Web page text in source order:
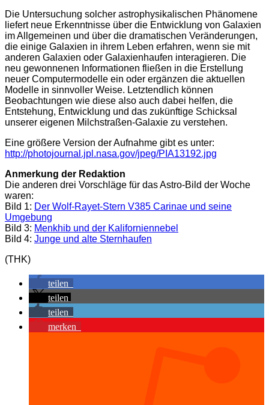
Die Untersuchung solcher astrophysikalischen Phänomene
liefert neue Erkenntnisse über die Entwicklung von Galaxien
im Allgemeinen und über die dramatischen Veränderungen,
die einige Galaxien in ihrem Leben erfahren, wenn sie mit
anderen Galaxien oder Galaxienhaufen interagieren. Die
neu gewonnenen Informationen fließen in die Erstellung
neuer Computermodelle ein oder ergänzen die aktuellen
Modelle in sinnvoller Weise. Letztendlich können
Beobachtungen wie diese also auch dabei helfen, die
Entstehung, Entwicklung und das zukünftige Schicksal
unserer eigenen Milchstraßen-Galaxie zu verstehen.
Eine größere Version der Aufnahme gibt es unter:
http://photojournal.jpl.nasa.gov/jpeg/PIA13192.jpg
Anmerkung der Redaktion
Die anderen drei Vorschläge für das Astro-Bild der Woche
waren:
Bild 1: Der Wolf-Rayet-Stern V385 Carinae und seine
Umgebung
Bild 3: Menkhib und der Kaliforniennebel
Bild 4: Junge und alte Sternhaufen
(THK)
teilen
teilen
teilen
merken